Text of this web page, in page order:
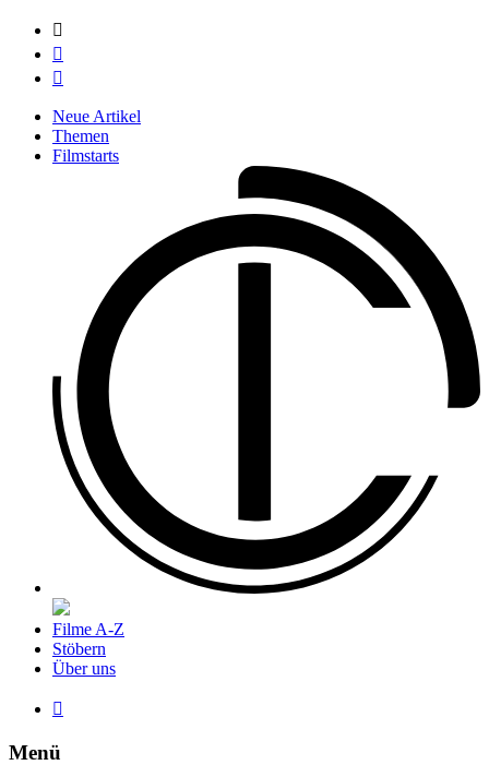



Neue Artikel
Themen
Filmstarts
Filme A-Z
Stöbern
Über uns

Menü